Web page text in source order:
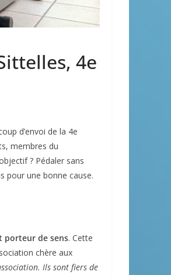
4e
d’envoi de la 4e
membres du
? Pédaler sans
pour une bonne cause.
porteur de sens. Cette
chère aux
Ils sont fiers de